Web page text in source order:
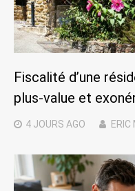
Fiscalité d’une
plus-value et
4 JOURS AGO ERIC